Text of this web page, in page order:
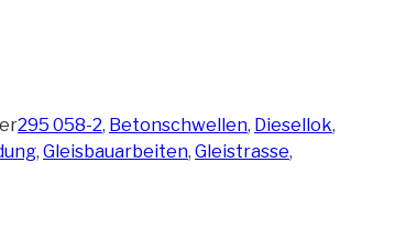
295 058-2, Betonschwellen, Diesellok,
, Gleisbauarbeiten, Gleistrasse,